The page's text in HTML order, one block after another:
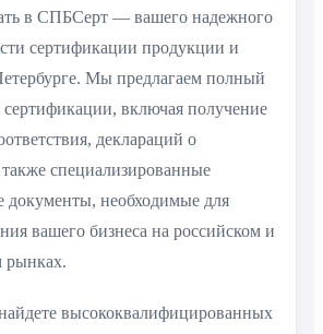
в СПБСерт — вашего надежного
сертификации продукции и
Мы предлагаем полный
сертификации, включая получение
деклараций о
также специализированные
документы, необходимые для
вашего бизнеса на российском и
рынках.
высококвалифицированных